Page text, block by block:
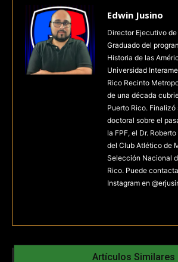
Edwin Jusino
Director Ejecutivo
Graduado del
Historia de las
Universidad
Rico Recinto
de una década
Puerto Rico.
doctoral sobre el
la FPF, el Dr.
del Club Atlético de
Selección Nacional
Rico. Puede
Instagram en
Artículos Similares